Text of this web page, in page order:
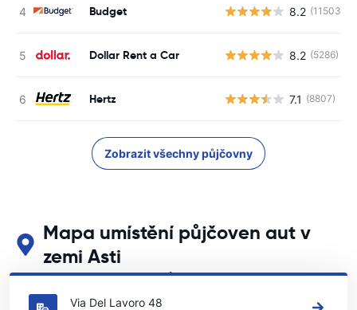
Budget 8.2 (11503)
Dollar Rent a Car 8.2 (5286)
Hertz 7.1 (8807)
Zobrazit všechny půjčovny
Mapa umístění půjčoven aut v
zemi Asti
Podívejte se na naše hlavní půjčovny aut v zemi Asti
Via Del Lavoro 48